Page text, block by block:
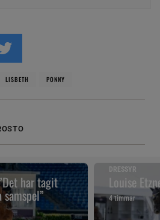
LISBETH PONNY
har tagit
DRESSYR
Louise
4 timmar